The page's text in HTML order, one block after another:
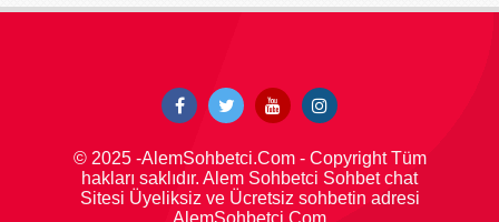
© 2025 -AlemSohbetci.Com - Copyright Tüm
hakları saklıdır. Alem Sohbetci Sohbet chat
Sitesi Üyeliksiz ve Ücretsiz sohbetin adresi
AlemSohbetci.Com